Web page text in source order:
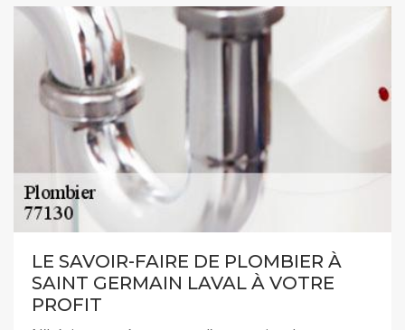
LE SAVOIR-FAIRE DE PLOMBIER À
SAINT GERMAIN LAVAL À VOTRE
PROFIT